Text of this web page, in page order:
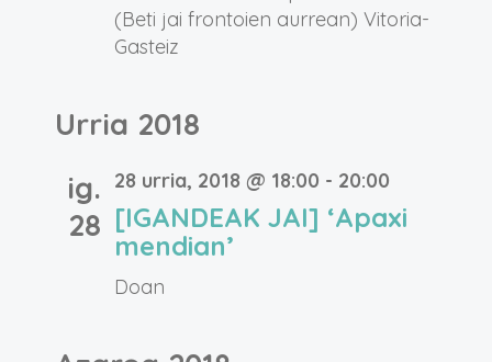
(Beti jai frontoien aurrean) Vitoria-
Gasteiz
Urria 2018
ig.
28
28 urria, 2018 @ 18:00 - 20:00
[IGANDEAK JAI] ‘Apaxi
mendian’
Doan